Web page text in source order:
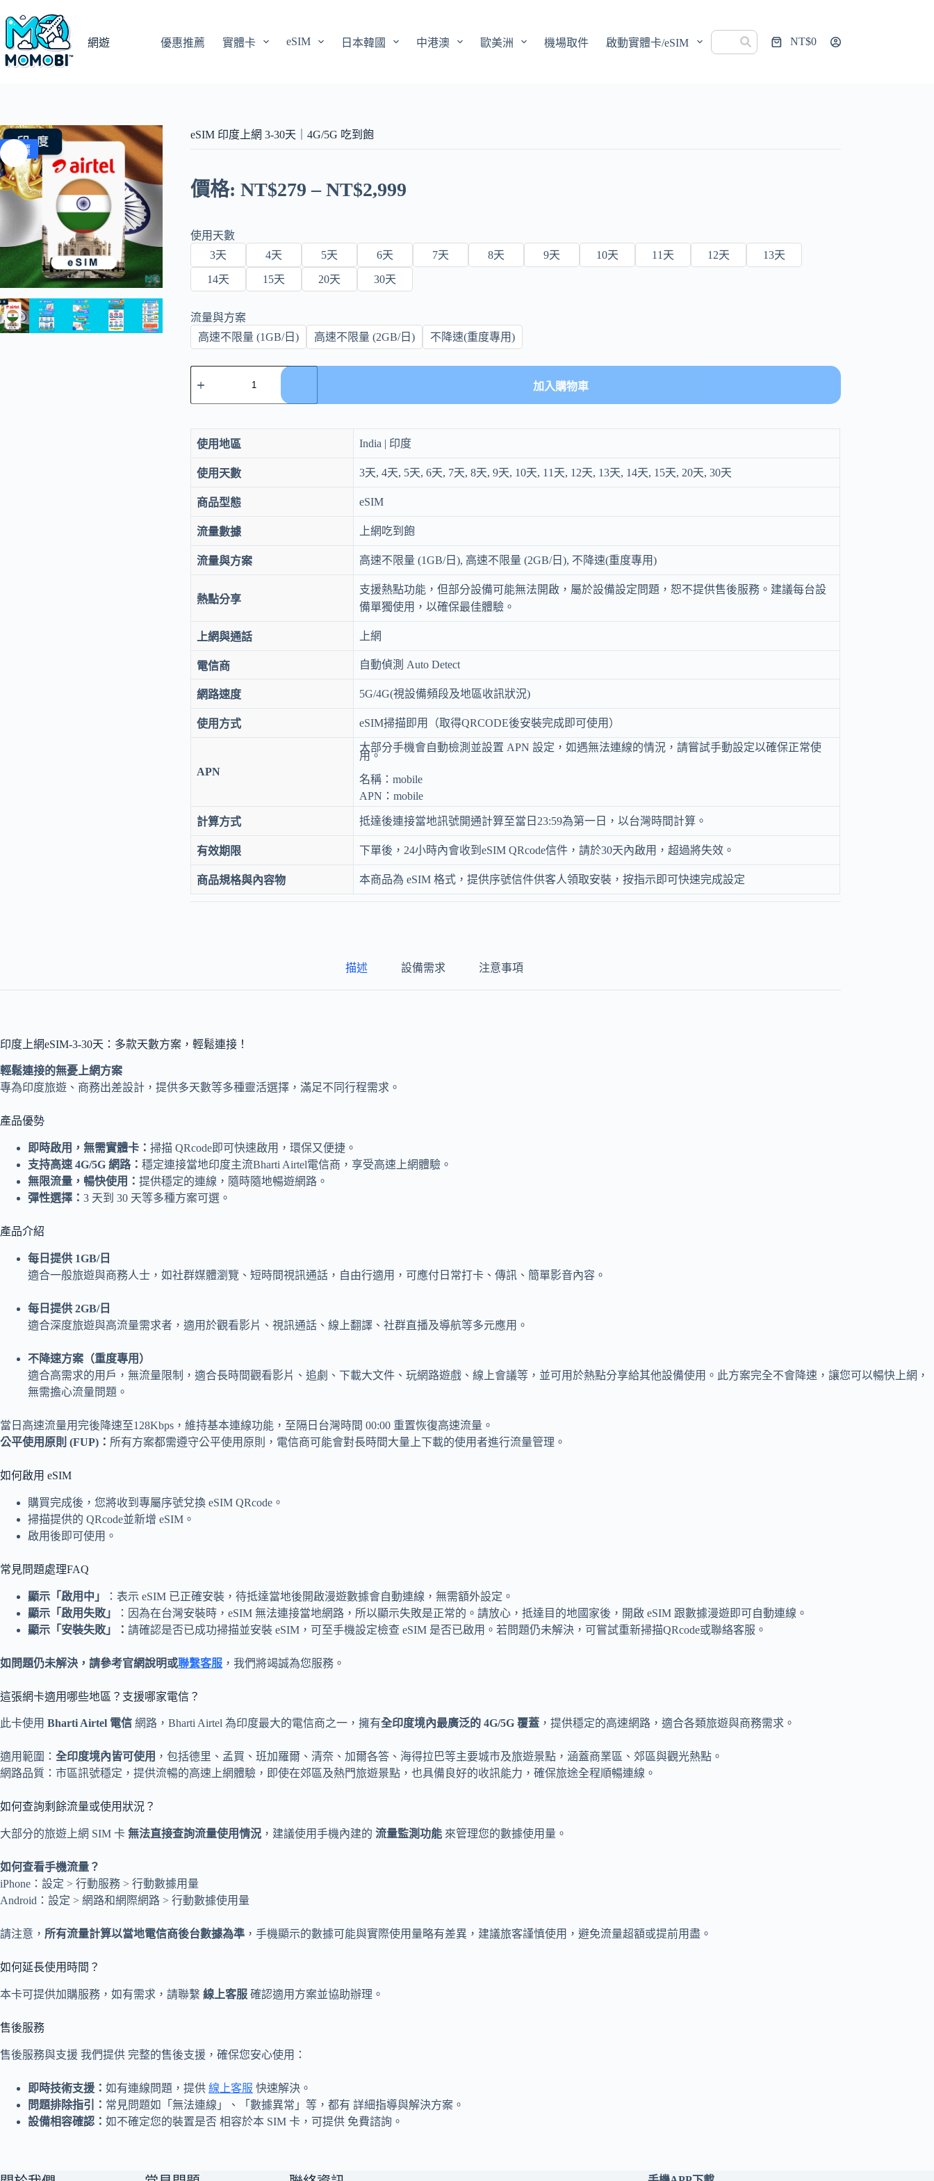
至
要
網遊 優惠推薦 實體卡 eSIM 日本韓國 中港澳 歐美洲 機場取件 啟動實體卡/eSIM
購
NT$0
特價
eSIM 印度上網 3-30天｜4G/5G 吃到飽
價格: NT$279 –NT$2,999
使用天數
3天
4天 5天 6天 7天 8天 9天 10天 11天 12天 13天
14天 15天 20天 30天
流量與方案
高速不限量 (1GB/日)
高速不限量 (2GB/日) 不降速(重度專用)
eSIM
印
度
網
3-
30
天
｜
4G/5G
吃
到
飽
數
量
加入購物車
使用地區 India | 印度
使用天數 3天, 4天, 5天, 6天, 7天, 8天, 9天, 10天, 11天, 12天, 13天, 14天, 15天, 20天, 30天
商品型態 eSIM
流量數據 上網吃到飽
流量與方案 高速不限量 (1GB/日), 高速不限量 (2GB/日), 不降速(重度專用)
熱點分享
支援熱點功能，但部分設備可能無法開啟，屬於設備設定問題，恕不提供售後服務。建議每台設
備單獨使用，以確保最佳體驗。
上網與通話 上網
電信商 自動偵測 Auto Detect
網路速度 5G/4G(視設備頻段及地區收訊狀況)
使用方式 eSIM掃描即用（取得QRCODE後安裝完成即可使用）
APN
大部分手機會自動檢測並設置 APN 設定，如遇無法連線的情況，請嘗試手動設定以確保正常使
用。
名稱：mobile
APN：mobile
計算方式 抵達後連接當地訊號開通計算至當日23:59為第一日，以台灣時間計算。
有效期限 下單後，24小時內會收到eSIM QRcode信件，請於30天內啟用，超過將失效。
商品規格與內容物 本商品為 eSIM 格式，提供序號信件供客人領取安裝，按指示即可快速完成設定
描述 設備需求 注意事項
印度上網eSIM-3-30天：多款天數方案，輕鬆連接！
輕鬆連接的無憂上網方案
專為印度旅遊、商務出差設計，提供多天數等多種靈活選擇，滿足不同行程需求。
產品優勢
即時啟用，無需實體卡： 掃描 QRcode即可快速啟用，環保又便捷。
支持高速 4G/5G 網路： 穩定連接當地印度主流Bharti Airtel電信商，享受高速上網體驗。
無限流量，暢快使用： 提供穩定的連線，隨時隨地暢遊網路。
彈性選擇： 3 天到 30 天等多種方案可選。
產品介紹
每日提供 1GB/日
適合一般旅遊與商務人士，如社群媒體瀏覽、短時間視訊通話，自由行適用，可應付日常打卡、傳訊、簡單影音內容。
每日提供 2GB/日
適合深度旅遊與高流量需求者，適用於觀看影片、視訊通話、線上翻譯、社群直播及導航等多元應用。
不降速方案（重度專用）
適合高需求的用戶，無流量限制，適合長時間觀看影片、追劇、下載大文件、玩網路遊戲、線上會議等，並可用於熱點分享給其他設備使用。此方案完全不會降速，讓您可以暢快上網，
無需擔心流量問題。
當日高速流量用完後降速至128Kbps，維持基本連線功能，至隔日台灣時間 00:00 重置恢復高速流量。
公平使用原則 (FUP)： 所有方案都需遵守公平使用原則，電信商可能會對長時間大量上下載的使用者進行流量管理。
如何啟用 eSIM
購買完成後，您將收到專屬序號兌換 eSIM QRcode。
掃描提供的 QRcode並新增 eSIM。
啟用後即可使用。
常見問題處理FAQ
顯示「啟用中」
：表示 eSIM 已正確安裝，待抵達當地後開啟漫遊數據會自動連線，無需額外設定。
顯示「啟用失敗」
：因為在台灣安裝時，eSIM 無法連接當地網路，所以顯示失敗是正常的。請放心，抵達目的地國家後，開啟 eSIM 跟數據漫遊即可自動連線。
顯示「安裝失敗」： 請確認是否已成功掃描並安裝 eSIM，可至手機設定檢查 eSIM 是否已啟用。若問題仍未解決，可嘗試重新掃描QRcode或聯絡客服。
如問題仍未解決，請參考官網說明或聯繫客服 ，我們將竭誠為您服務。
這張網卡適用哪些地區？支援哪家電信？
此卡使用 Bharti Airtel 電信 網路，Bharti Airtel 為印度最大的電信商之一，擁有全印度境內最廣泛的 4G/5G 覆蓋 ，提供穩定的高速網路，適合各類旅遊與商務需求。
適用範圍： 全印度境內皆可使用 ，包括德里、孟買、班加羅爾、清奈、加爾各答、海得拉巴等主要城市及旅遊景點，涵蓋商業區、郊區與觀光熱點。
網路品質：市區訊號穩定，提供流暢的高速上網體驗，即使在郊區及熱門旅遊景點，也具備良好的收訊能力，確保旅途全程順暢連線。
如何查詢剩餘流量或使用狀況？
大部分的旅遊上網 SIM 卡 無法直接查詢流量使用情況 ，建議使用手機內建的 流量監測功能 來管理您的數據使用量。
如何查看手機流量？
iPhone：設定 > 行動服務 > 行動數據用量
Android：設定 > 網路和網際網路 > 行動數據使用量
請注意， 所有流量計算以當地電信商後台數據為準 ，手機顯示的數據可能與實際使用量略有差異，建議旅客謹慎使用，避免流量超額或提前用盡。
如何延長使用時間？
本卡可提供加購服務，如有需求，請聯繫 線上客服 確認適用方案並協助辦理。
售後服務
售後服務與支援 我們提供 完整的售後支援，確保您安心使用：
即時技術支援： 如有連線問題，提供 線上客服 快速解決。
問題排除指引： 常見問題如「無法連線」、「數據異常」等，都有 詳細指導與解決方案。
設備相容確認： 如不確定您的裝置是否 相容於本 SIM 卡，可提供 免費諮詢。